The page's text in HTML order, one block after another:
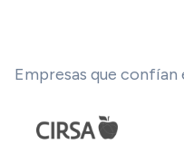
Empresas que